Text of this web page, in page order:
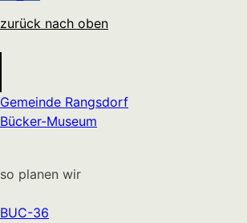
zurück nach oben
Gemeinde Rangsdorf
Bücker-Museum
so planen wir
BUC-36